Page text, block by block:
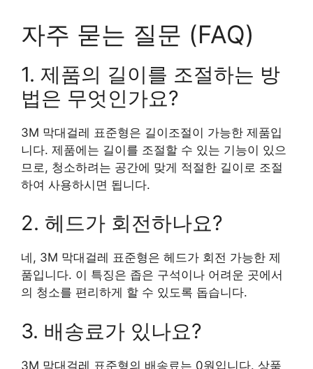
자주 묻는 질문 (FAQ)
1. 제품의 길이를 조절하는 방
법은 무엇인가요?
3M 막대걸레 표준형은 길이조절이 가능한 제품입
니다. 제품에는 길이를 조절할 수 있는 기능이 있으
므로, 청소하려는 공간에 맞게 적절한 길이로 조절
하여 사용하시면 됩니다.
2. 헤드가 회전하나요?
네, 3M 막대걸레 표준형은 헤드가 회전 가능한 제
품입니다. 이 특징은 좁은 구석이나 어려운 곳에서
의 청소를 편리하게 할 수 있도록 돕습니다.
3. 배송료가 있나요?
3M 막대걸레 표준형의 배송료는 0원입니다. 상품